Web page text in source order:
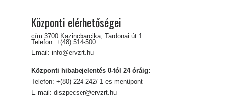
Központi elérhetőségei
cím:3700 Kazincbarcika, Tardonai út 1.
Telefon: +(48) 514-500
Email: info@ervzrt.hu
Központi hibabejelentés 0-tól 24 óráig:
Telefon: +(80) 224-242/ 1-es menüpont
E-mail: diszpecser@ervzrt.hu